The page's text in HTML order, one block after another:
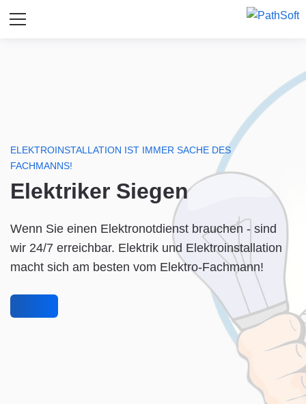
ELEKTROINSTALLATION IST IMMER SACHE DES
FACHMANNS!
Elektriker Siegen
Wenn Sie einen Elektronotdienst brauchen - sind
wir 24/7 erreichbar. Elektrik und Elektroinstallation
macht sich am besten vom Elektro-Fachmann!